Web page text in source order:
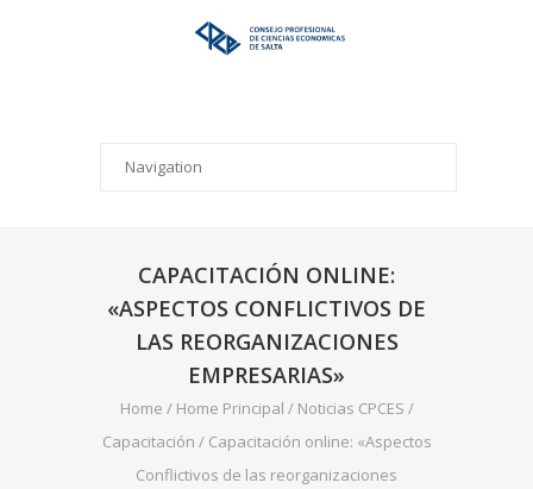
CAPACITACIÓN ONLINE:
«ASPECTOS CONFLICTIVOS DE
LAS REORGANIZACIONES
EMPRESARIAS»
Home / Home Principal / Noticias CPCES /
Capacitación / Capacitación online: «Aspectos
Conflictivos de las reorganizaciones